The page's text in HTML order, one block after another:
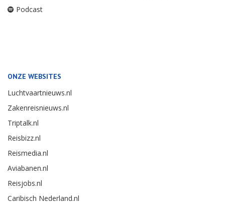
Podcast
ONZE WEBSITES
Luchtvaartnieuws.nl
Zakenreisnieuws.nl
Triptalk.nl
Reisbizz.nl
Reismedia.nl
Aviabanen.nl
Reisjobs.nl
Caribisch Nederland.nl